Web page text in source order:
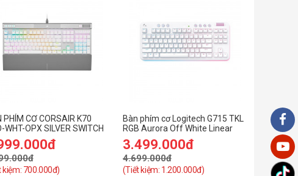
PHÍM CƠ CORSAIR K70
WHT-OPX SILVER SWITCH
RGB CH-910951A-NA
kiệm: 700.000đ)
Bàn phím cơ Logitech G715 TKL
RGB Aurora Off White Linear
(920-010693)
3.499.000đ
4.699.000đ
(Tiết kiệm: 1.200.000đ)